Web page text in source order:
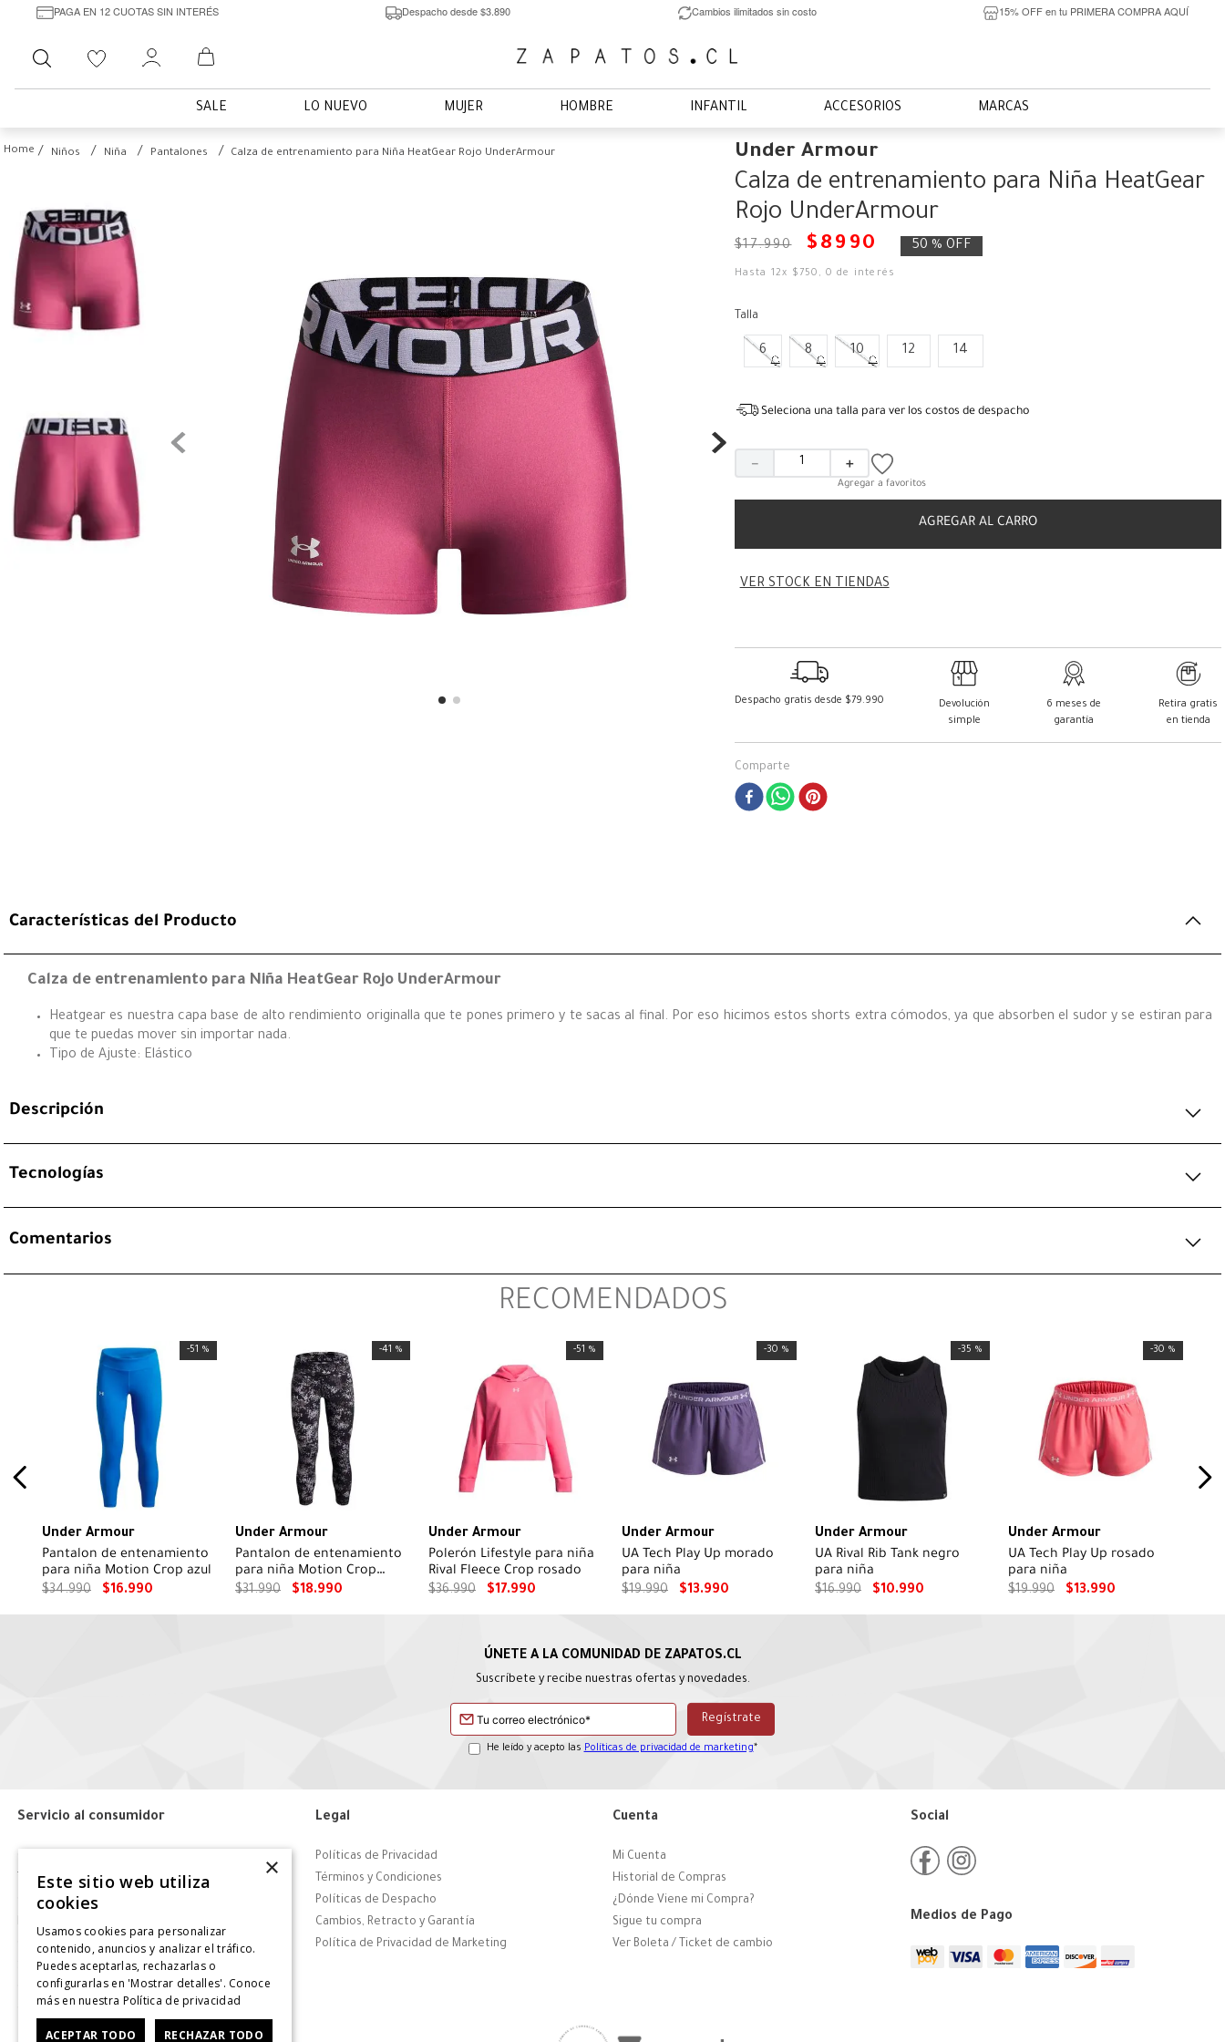
PAGA EN 12 CUOTAS SIN INTERÉS Despacho desde $3.890 Cambios ilimitados sin costo 15% OFF en tu PRIMERA COMPRA AQUÍ
Buscar
SALE LO NUEVO MUJER HOMBRE INFANTIL ACCESORIOS MARCAS
Niños Niña Pantalones Calza de entrenamiento para Niña HeatGear Rojo UnderArmour Under Armour
Calza de entrenamiento para Niña HeatGear
Rojo UnderArmour
$17.990 $ 8990 50 % OFF
Hasta 12x $ 750 , 0 de interés
Talla
6 8 10 12 14
Seleciona una talla para ver los costos de despacho
＋
－
AGREGAR AL CARRO
VER STOCK EN TIENDAS
Despacho gratis desde $79.990
Devolución
simple
6 meses de
garantía
Retira gratis
en tienda
Comparte
Características del Producto
Calza de entrenamiento para Niña HeatGear Rojo UnderArmour
Heatgear es nuestra capa base de alto rendimiento originalla que te pones primero y te sacas al final. Por eso hicimos estos shorts extra cómodos, ya que absorben el sudor y se estiran para
que te puedas mover sin importar nada.
Tipo de Ajuste: Elástico
Descripción
Tecnologías
Comentarios
RECOMENDADOS
-51 %
Under Armour
Pantalon de entenamiento
para niña Motion Crop azul
$34.990 $16.990
-41 %
Under Armour
Pantalon de entenamiento
para niña Motion Crop
negro
$31.990 $18.990
-51 %
Under Armour
Polerón Lifestyle para niña
Rival Fleece Crop rosado
$36.990 $17.990
-30 %
Under Armour
UA Tech Play Up morado
para niña
$19.990 $13.990
-35 %
Under Armour
UA Rival Rib Tank negro
para niña
$16.990 $10.990
-30 %
Under Armour
UA Tech Play Up rosado
para niña
$19.990 $13.990
Suscríbete y recibe nuestras ofertas y novedades.
He leído y acepto las Políticas de privacidad de marketing*
Servicio al consumidor
Tiendas
Contáctanos
Giftcard
Solicitar Factura
CyberDay
Legal
Políticas de Privacidad
Términos y Condiciones
Políticas de Despacho
Cambios, Retracto y Garantía
Política de Privacidad de Marketing
Cuenta
Mi Cuenta
Historial de Compras
¿Dónde Viene mi Compra?
Sigue tu compra
Ver Boleta / Ticket de cambio
Social
Medios de Pago
×
Este sitio web utiliza
cookies
Usamos cookies para personalizar
contenido, anuncios y analizar el tráfico.
Puedes aceptarlas, rechazarlas o
configurarlas en 'Mostrar detalles'. Conoce
más en nuestra Política de privacidad
ACEPTAR TODO RECHAZAR TODO